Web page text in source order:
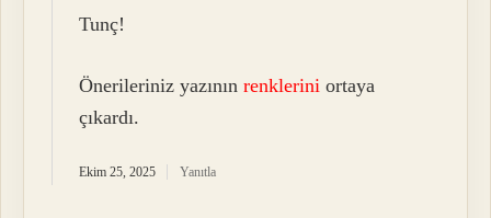
Tunç!
Önerileriniz yazınınrenklerini ortaya
çıkardı.
Ekim 25, 2025 Yanıtla